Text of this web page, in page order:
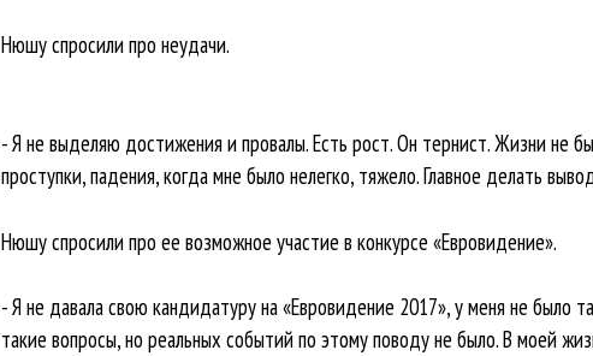
Нюшу спросили про неудачи.
- Я не выделяю достижения и провалы. Есть рост. Он тернист. Жизни не
проступки, падения, когда мне было нелегко, тяжело. Главное делать
Нюшу спросили про ее возможное участие в конкурсе «Евровидение».
- Я не давала свою кандидатуру на «Евровидение 2017», у меня не было
такие вопросы, но реальных событий по этому поводу не было. В моей